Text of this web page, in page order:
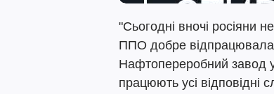
"Сьогодні вночі росіяни
ППО добре
Нафтопереробний завод
працюють усі відповідні